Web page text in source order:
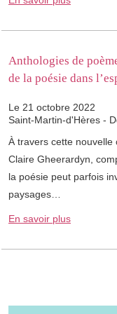
Anthologies de
de la poésie dans
Le 21 octobre 2022
Saint-Martin-d'Hères -
À travers cette
Claire Gheerardyn,
la poésie peut parfois
paysages…
En savoir plus